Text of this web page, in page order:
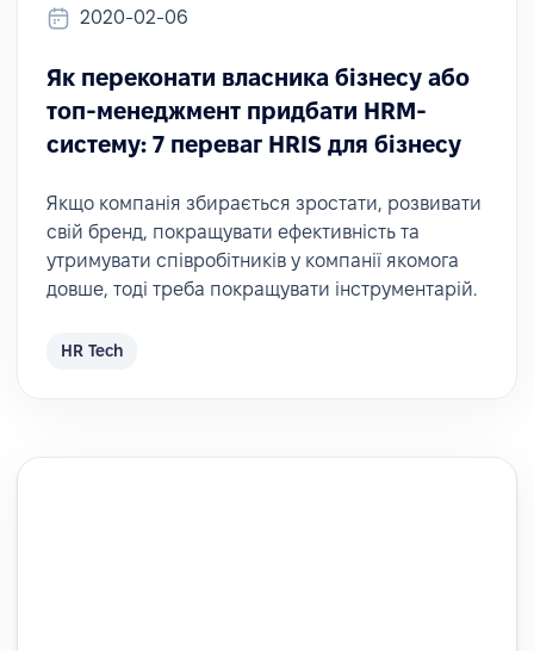
2020-02-06
Як переконати власника бізнесу або
топ-менеджмент придбати HRM-
систему: 7 переваг HRIS для бізнесу
Якщо компанія збирається зростати, розвивати
свій бренд, покращувати ефективність та
утримувати співробітників у компанії якомога
довше, тоді треба покращувати інструментарій.
HR Tech